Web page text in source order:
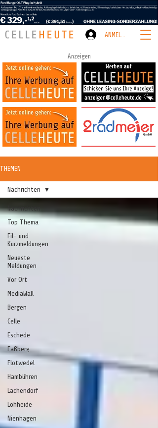
ANMELDEN
Anzeigen
THEMEN
Nachrichten
Top Thema
Eil- und
Kurzmeldungen
Neueste
Meldungen
Vor Ort
MediaWall
Bergen
Celle
Eschede
Faßberg
Flotwedel
Hambühren
Lachendorf
Lohheide
Nienhagen
Nachrichten